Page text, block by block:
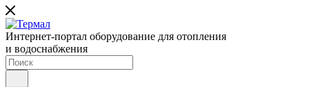
Интернет-портал оборудование для отопления
и водоснабжения